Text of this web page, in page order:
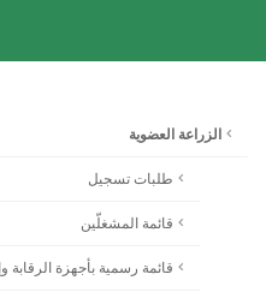
الزراعة العضوية
طلبات تسجيل
قائمة المشغلّين
قائمة رسمية بأجهزة